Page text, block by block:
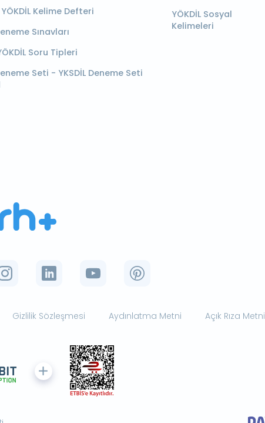
Kelime Defteri
Sınavları
Soru Tipleri
Seti - YKSDİL Deneme Seti
YÖKDİL Sosyal
Kelimeleri
Gizlilik Sözleşmesi Aydınlatma Metni Açık Rıza Metni